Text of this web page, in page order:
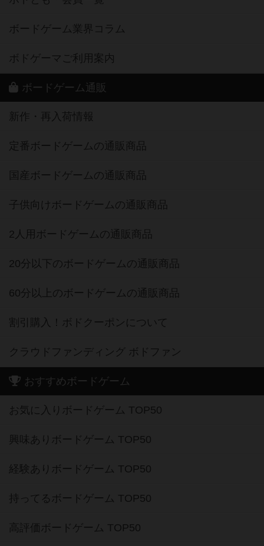
ボードゲーム業界コラム
ボドゲーマご利用案内
ボードゲーム通販
新作・再入荷情報
定番ボードゲームの通販商品
国産ボードゲームの通販商品
子供向けボードゲームの通販商品
2人用ボードゲームの通販商品
20分以下のボードゲームの通販商品
60分以上のボードゲームの通販商品
割引購入！ボドクーポンについて
クラウドファンディング ボドファン
おすすめボードゲーム
お気に入りボードゲーム TOP50
興味ありボードゲーム TOP50
経験ありボードゲーム TOP50
持ってるボードゲーム TOP50
高評価ボードゲーム TOP50